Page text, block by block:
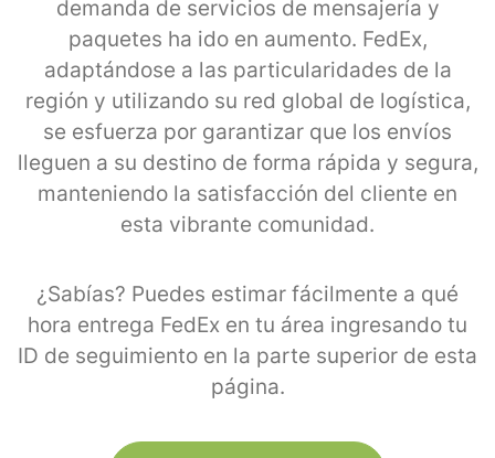
demanda de servicios de mensajería y
paquetes ha ido en aumento. FedEx,
adaptándose a las particularidades de la
región y utilizando su red global de logística,
se esfuerza por garantizar que los envíos
lleguen a su destino de forma rápida y segura,
manteniendo la satisfacción del cliente en
esta vibrante comunidad.
¿Sabías? Puedes estimar fácilmente a qué
hora entrega FedEx en tu área ingresando tu
ID de seguimiento en la parte superior de esta
página.